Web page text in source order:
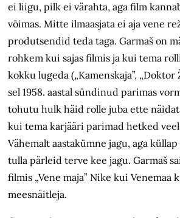
ei liigu, pilk ei värahta, aga film
võimas. Mitte ilmaasjata ei aja vene
produtsendid teda taga. Garmaš on
rohkem kui sajas filmis ja kui tema
kokku lugeda („Kamenskaja”, „Doktor
sel 1958. aastal sündinud parimas
tohutu hulk häid rolle juba ette
kui tema karjääri parimad hetked veel
Vähemalt aastakümne jagu, aga
tulla pärleid terve kee jagu. Garmaš
filmis „Vene maja” Nike kui Venemaa
meesnäitleja.